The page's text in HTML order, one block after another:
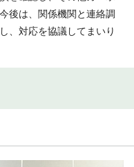
後は、関係機関と連絡調
、対応を協議してまいり